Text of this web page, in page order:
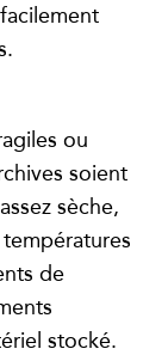
ou
soient
sèche,
de
stocké.